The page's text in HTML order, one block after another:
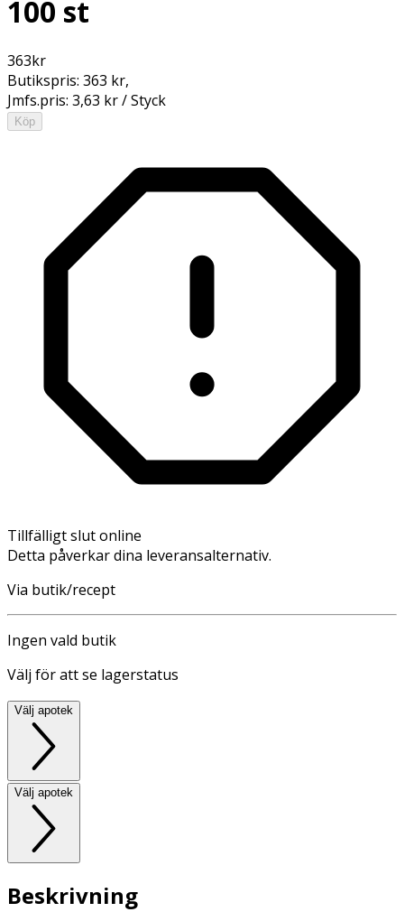
100 st
363kr
Butikspris: 363 kr,
Jmfs.pris: 3,63 kr / Styck
Köp
Tillfälligt slut online
Detta påverkar dina leveransalternativ.
Via butik/recept
Ingen vald butik
Välj för att se lagerstatus
Välj apotek
Välj apotek
Beskrivning